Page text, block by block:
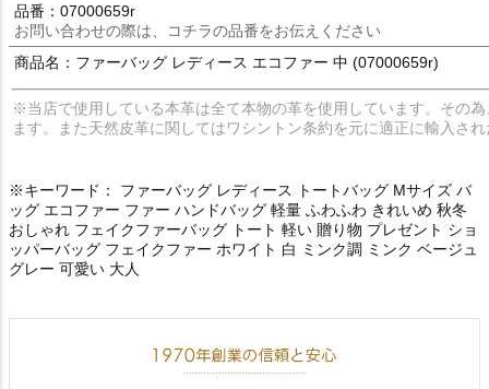
品番：07000659r
お問い合わせの際は、コチラの品番をお伝えください
商品名：ファーバッグ レディース エコファー 中 (07000659r)
※当店で使用している本革は全て本物の革を使用しています。その
ます。また天然皮革に関してはワシントン条約を元に適正に輸入さ
※キーワード： ファーバッグ レディース トートバッグ Mサイズ バ
ッグ エコファー ファー ハンドバッグ 軽量 ふわふわ きれいめ 秋冬
おしゃれ フェイクファーバッグ トート 軽い 贈り物 プレゼント ショ
ッパーバッグ フェイクファー ホワイト 白 ミンク調 ミンク ベージュ
グレー 可愛い 大人